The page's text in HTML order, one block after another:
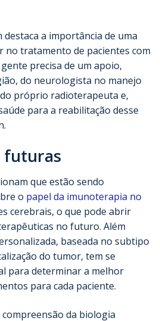
destaca a importância de uma
no tratamento de pacientes com
precisa de um apoio,
do neurologista no manejo
próprio radioterapeuta e,
para a reabilitação desse
futuras
que estão sendo
o papel da imunoterapia no
cerebrais, o que pode abrir
no futuro. Além
baseada no subtipo
do tumor, tem se
para determinar a melhor
para cada paciente.
da biologia